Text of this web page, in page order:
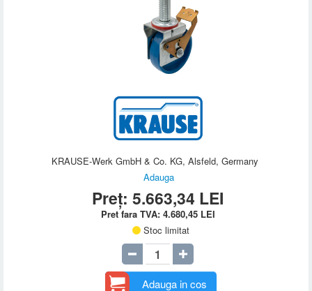
KRAUSE-Werk GmbH & Co. KG, Alsfeld, Germany
Adauga
Preț:5.663,34 LEI
Pret fara TVA: 4.680,45 LEI
Stoc limitat
Adauga in cos